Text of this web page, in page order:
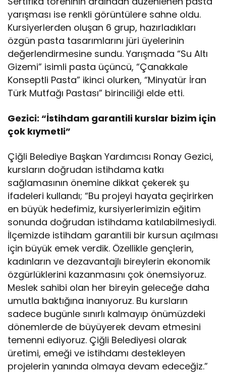
yarışması ise renkli görüntülere sahne oldu.
Kursiyerlerden oluşan 6 grup, hazırladıkları
özgün pasta tasarımlarını jüri üyelerinin
değerlendirmesine sundu. Yarışmada “Su Altı
Gizemi” isimli pasta üçüncü, “Çanakkale
Konseptli Pasta” ikinci olurken, “Minyatür İran
Türk Mutfağı Pastası” birinciliği elde etti.
Gezici: “İstihdam garantili kurslar bizim için
çok kıymetli”
Çiğli Belediye Başkan Yardımcısı Ronay Gezici,
kursların doğrudan istihdama katkı
sağlamasının önemine dikkat çekerek şu
ifadeleri kullandı; “Bu projeyi hayata geçirirken
en büyük hedefimiz, kursiyerlerimizin eğitim
sonunda doğrudan istihdama katılabilmesiydi.
İlçemizde istihdam garantili bir kursun açılması
için büyük emek verdik. Özellikle gençlerin,
kadınların ve dezavantajlı bireylerin ekonomik
özgürlüklerini kazanmasını çok önemsiyoruz.
Meslek sahibi olan her bireyin geleceğe daha
umutla baktığına inanıyoruz. Bu kursların
sadece bugünle sınırlı kalmayıp önümüzdeki
dönemlerde de büyüyerek devam etmesini
temenni ediyoruz. Çiğli Belediyesi olarak
üretimi, emeği ve istihdamı destekleyen
projelerin yanında olmaya devam edeceğiz.”